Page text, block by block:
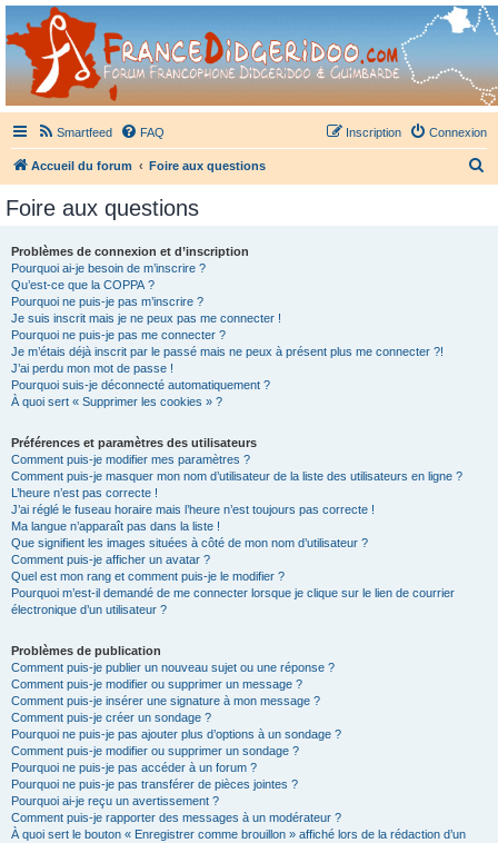
France Didgeridoo
Didgeridoo et Guimbarde sur France Didgeridoo - retrouvez la communauté.
Smartfeed FAQ Connexion
Inscription
Accueil du forum Foire aux questions
Foire aux questions
Problèmes de connexion et d’inscription
Pourquoi ai-je besoin de m’inscrire ?
Qu’est-ce que la COPPA ?
Pourquoi ne puis-je pas m’inscrire ?
Je suis inscrit mais je ne peux pas me connecter !
Pourquoi ne puis-je pas me connecter ?
Je m’étais déjà inscrit par le passé mais ne peux à présent plus me connecter ?!
J’ai perdu mon mot de passe !
Pourquoi suis-je déconnecté automatiquement ?
À quoi sert « Supprimer les cookies » ?
Préférences et paramètres des utilisateurs
Comment puis-je modifier mes paramètres ?
Comment puis-je masquer mon nom d’utilisateur de la liste des utilisateurs en ligne ?
L’heure n’est pas correcte !
J’ai réglé le fuseau horaire mais l’heure n’est toujours pas correcte !
Ma langue n’apparaît pas dans la liste !
Que signifient les images situées à côté de mon nom d’utilisateur ?
Comment puis-je afficher un avatar ?
Quel est mon rang et comment puis-je le modifier ?
Pourquoi m’est-il demandé de me connecter lorsque je clique sur le lien de courrier
électronique d’un utilisateur ?
Problèmes de publication
Comment puis-je publier un nouveau sujet ou une réponse ?
Comment puis-je modifier ou supprimer un message ?
Comment puis-je insérer une signature à mon message ?
Comment puis-je créer un sondage ?
Pourquoi ne puis-je pas ajouter plus d’options à un sondage ?
Comment puis-je modifier ou supprimer un sondage ?
Pourquoi ne puis-je pas accéder à un forum ?
Pourquoi ne puis-je pas transférer de pièces jointes ?
Pourquoi ai-je reçu un avertissement ?
Comment puis-je rapporter des messages à un modérateur ?
À quoi sert le bouton « Enregistrer comme brouillon » affiché lors de la rédaction d’un